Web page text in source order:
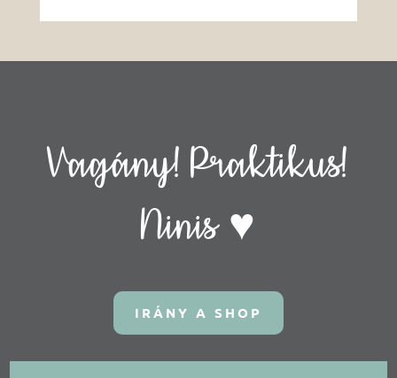
Vagány! Praktikus!
Ninis ♥
IRÁNY A SHOP